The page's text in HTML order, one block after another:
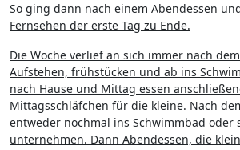
So ging dann nach einem Abendessen
Fernsehen der erste Tag zu Ende.
Die Woche verlief an sich immer nach
Aufstehen, frühstücken und ab ins
nach Hause und Mittag essen
Mittagsschläfchen für die kleine. Nach
entweder nochmal ins Schwimmbad oder
unternehmen. Dann Abendessen, die